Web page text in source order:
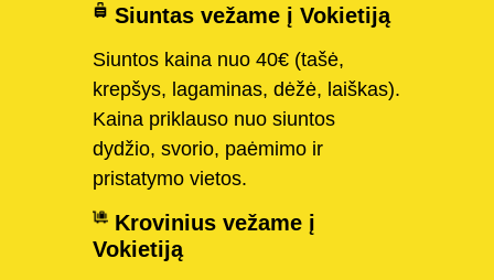
Siuntas vežame į Vokietiją
Siuntos kaina nuo 40€ (tašė,
krepšys, lagaminas, dėžė, laiškas).
Kaina priklauso nuo siuntos
dydžio, svorio, paėmimo ir
pristatymo vietos.
Krovinius vežame į
Vokietiją